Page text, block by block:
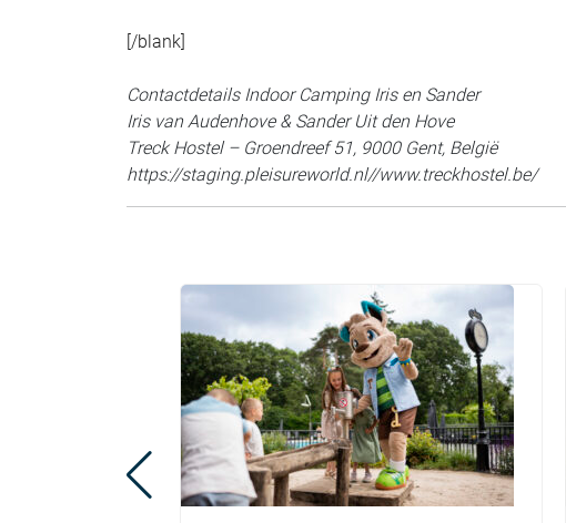
[/blank]
Contactdetails Indoor Camping Iris en Sander
Iris van Audenhove & Sander Uit den Hove
Treck Hostel – Groendreef 51, 9000 Gent, België
https://staging.pleisureworld.nl//www.treckhostel.be/